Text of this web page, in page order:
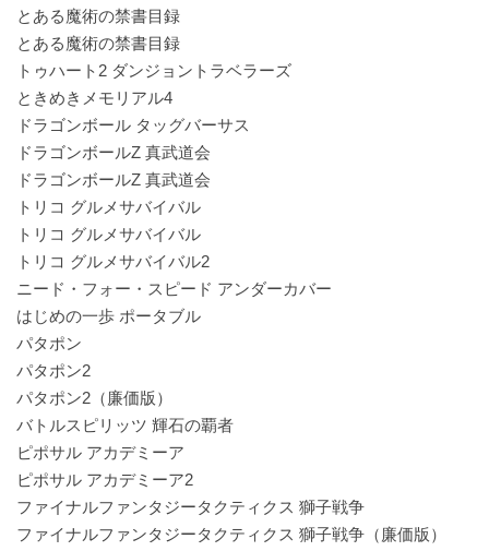
とある魔術の禁書目録
とある魔術の禁書目録
トゥハート2 ダンジョントラベラーズ
ときめきメモリアル4
ドラゴンボール タッグバーサス
ドラゴンボールZ 真武道会
ドラゴンボールZ 真武道会
トリコ グルメサバイバル
トリコ グルメサバイバル
トリコ グルメサバイバル2
ニード・フォー・スピード アンダーカバー
はじめの一歩 ポータブル
パタポン
パタポン2
パタポン2（廉価版）
バトルスピリッツ 輝石の覇者
ピポサル アカデミーア
ピポサル アカデミーア2
ファイナルファンタジータクティクス 獅子戦争
ファイナルファンタジータクティクス 獅子戦争（廉価版）